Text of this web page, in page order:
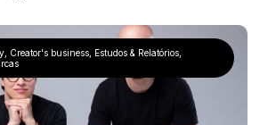
Creator's business Estudos & Relatórios